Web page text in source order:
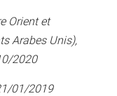
Orient et
Arabes Unis),
2020
01/2019